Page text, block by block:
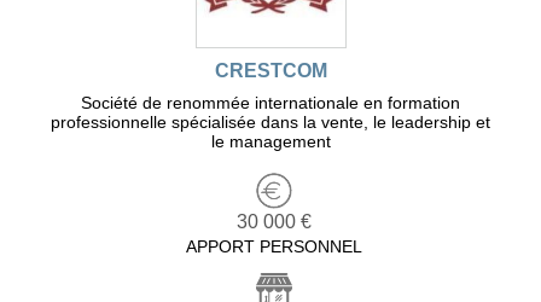
CRESTCOM
Société de renommée internationale en formation
professionnelle spécialisée dans la vente, le leadership et
le management
30 000 €
APPORT PERSONNEL